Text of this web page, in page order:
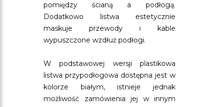
pomiędzy ścianą a podłogą.
Dodatkowo listwa estetycznie
maskuje przewody i kable
wypuszczone wzdłuż podłogi.
W podstawowej wersji plastikowa
listwa przypodłogowa dostępna jest w
kolorze białym, istnieje jednak
możliwość zamówienia jej w innym